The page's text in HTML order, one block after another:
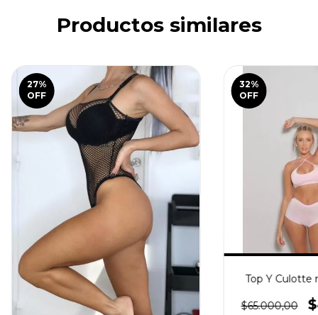
Productos similares
27%
OFF
32%
OFF
Top Y Culotte
$65.000,00